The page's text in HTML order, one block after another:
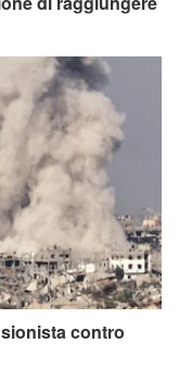
contro